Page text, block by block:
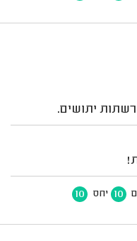
יתושים.
10 יחס 10